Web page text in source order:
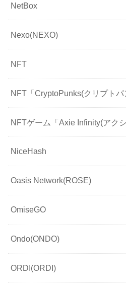
NetBox
Nexo(NEXO)
NFT
NFT「CryptoPunks(クリプトパ
NFTゲーム「Axie Infinity(アク
NiceHash
Oasis Network(ROSE)
OmiseGO
Ondo(ONDO)
ORDI(ORDI)